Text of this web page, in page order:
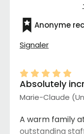
and attention
is amazing.
would refer the
asked without
Anonyme
Signaler
Absolutely
Marie-Claude
A warm family
outstanding